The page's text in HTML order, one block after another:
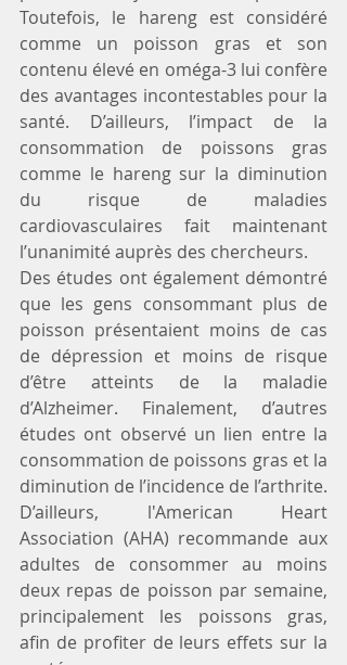
Toutefois, le hareng est considéré
comme un poisson gras et son
contenu élevé en oméga-3 lui confère
des avantages incontestables pour la
santé. D’ailleurs, l’impact de la
consommation de poissons gras
comme le hareng sur la diminution
du risque de maladies
cardiovasculaires fait maintenant
l’unanimité auprès des chercheurs.
Des études ont également démontré
que les gens consommant plus de
poisson présentaient moins de cas
de dépression et moins de risque
d’être atteints de la maladie
d’Alzheimer. Finalement, d’autres
études ont observé un lien entre la
consommation de poissons gras et la
diminution de l’incidence de l’arthrite.
D’ailleurs, l'American Heart
Association (AHA) recommande aux
adultes de consommer au moins
deux repas de poisson par semaine,
principalement les poissons gras,
afin de profiter de leurs effets sur la